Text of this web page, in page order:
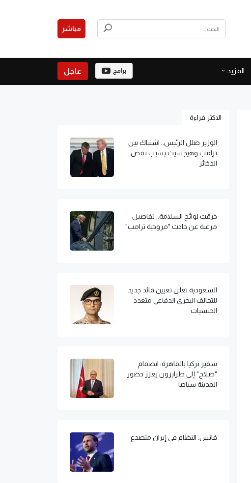
مباشر
المزيد برامج عاجل
الاكثر قراءة
الوزير ضلل الرئيس.. اشتباك بين
ترامب وهيجسيث بسبب نقص
الذخائر
خرقت لوائح السلامة.. تفاصيل
مرعبة عن حادث "مروحية ترامب"
السعودية تعلن تعيين قائد جديد
للتحالف البحري الدفاعي متعدد
الجنسيات
سفير تركيا بالقاهرة: انضمام
"صلاح" إلى طرابزون يعزز حضور
المدينة سياحيا
فانس: النظام في إيران متصدع